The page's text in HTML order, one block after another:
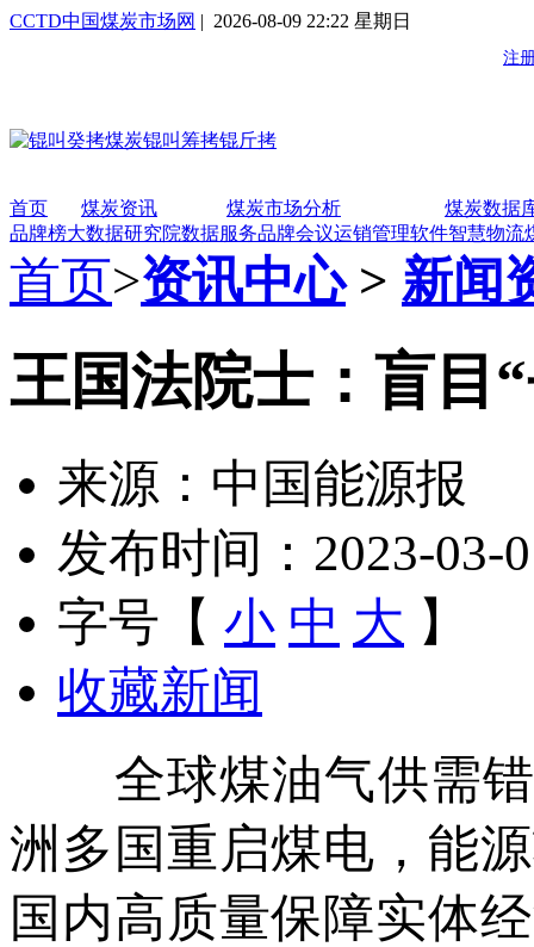
CCTD中国煤炭市场网 | 2026-08-09 22:22 星期日
首页 煤炭资讯 煤炭市场分析
煤炭数据
品牌榜大数据研究院数据服务品牌会议运销管理软件智慧物流
首页>资讯中心> 新闻
王国法院士：盲目
来源：中国能源报
发布时间：2023-03-
字号【 小 中 大 】
收藏新闻
全球煤油气供需错
洲多国重启煤电，能
国内高质量保障实体